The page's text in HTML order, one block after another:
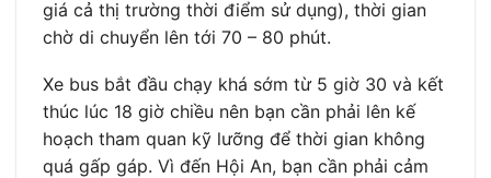
giá cả thị trường thời điểm sử dụng), thời gian
chờ di chuyển lên tới 70 – 80 phút.
Xe bus bắt đầu chạy khá sớm từ 5 giờ 30 và kết
thúc lúc 18 giờ chiều nên bạn cần phải lên kế
hoạch tham quan kỹ lưỡng để thời gian không
quá gấp gáp. Vì đến Hội An, bạn cần phải cảm